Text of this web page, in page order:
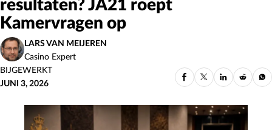
resultaten? JA21 roept
Kamervragen op
LARS VAN MEIJEREN
Casino Expert
BIJGEWERKT
JUNI 3, 2026